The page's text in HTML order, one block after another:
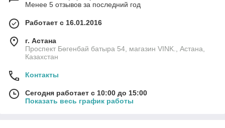
Менее 5 отзывов за последний год
Работает с 16.01.2016
г. Астана
Проспект Бөгенбай батыра 54, магазин VINK., Астана,
Казахстан
Контакты
Сегодня работает с 10:00 до 15:00
Показать весь график работы